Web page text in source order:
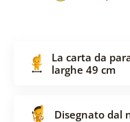
La carta da
larghe 49 cm
Disegnato dal